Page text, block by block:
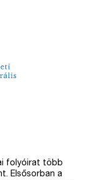
folyóirat több
Elsősorban a